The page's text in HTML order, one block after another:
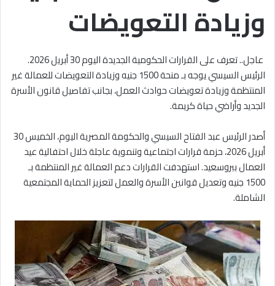
وزيادة التعويضات
عاجل.. تعرف على القرارات الحكومية الجديدة اليوم 30 أبريل 2026.
الرئيس السيسي يوجه بـ منحة 1500 جنيه وزيادة التعويضات للعمالة غير
المنتظمة وزيادة تعويضات حوادث العمل، بجانب تفاصيل قانون الأسرة
الجديد وأراضي حياة كريمة.
أصدر الرئيس عبد الفتاح السيسي والحكومة المصرية اليوم، الخميس 30
أبريل 2026، حزمة قرارات اجتماعية وتنموية عاجلة خلال احتفالية عيد
العمال ببروسعيد. استهدفت القرارات دعم العمالة غير المنتظمة بـ
1500 جنيه وتعديل قوانين الأسرة والعمل لتعزيز الحماية المجتمعية
الشاملة.